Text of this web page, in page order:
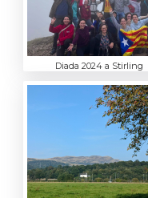
Diada 2024 a Stirling